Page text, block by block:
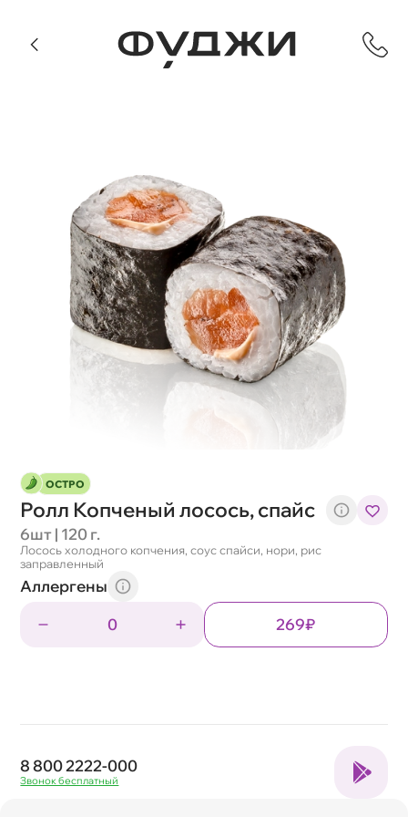
ОСТРО
Ролл Копченый лосось, спайс
6шт | 120 г.
Лосось холодного копчения, соус спайси, нори, рис
заправленный
Аллергены
0
269₽
8 800 2222-000
Звонок бесплатный